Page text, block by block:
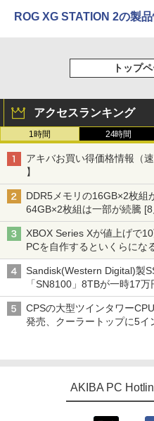
ROG XG STATION 2の製
トップ
アクセスランキング
1時間 24時間
アキバお買い得価格情報（
】
DDR5メモリの16GB×2枚組
64GB×2枚組は一部が続騰
XBOX Series Xが値上げで
PCを自作するといくらにな
ーム』】
Sandisk(Western Digital)製
「SN8100」8TBが一時17
CPSの大型ツインタワー
発売、クーラートップに5イ
AKIBA PC